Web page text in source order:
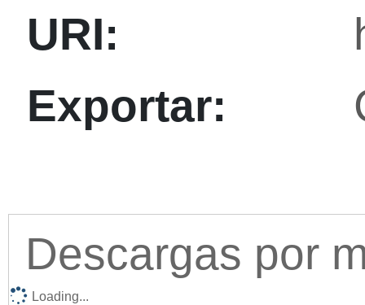
URI:
Exportar:
Descargas por
Loading...